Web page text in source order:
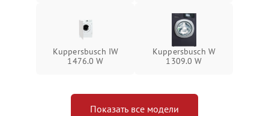
Kuppersbusch IW
1476.0 W
Kuppersbusch W
1309.0 W
Показать все модели